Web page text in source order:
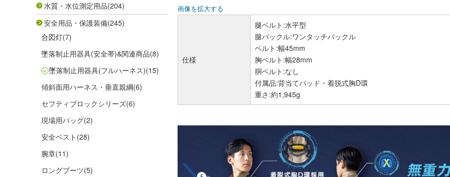
水質・水位測定用品(204)
安全用品・保護装備(245)
合図灯(7)
墜落制止用器具(安全帯)&関連商品(8)
墜落制止用器具(フルハーネス)(15)
傾斜面用ハーネス・垂直親綱(6)
セフティブロックシリーズ(6)
現場用バッグ(2)
安全ベスト (28)
腕章(11)
ロングブーツ(5)
画像を拡大する
仕様
腿ベルト:水平型
腿バックル:ワンタッチバックル
ベルト:幅45mm
胸ベルト:幅28mm
胴ベルト:なし
付属品:背当てパッド・着脱式胸D環
重さ:約1,945g